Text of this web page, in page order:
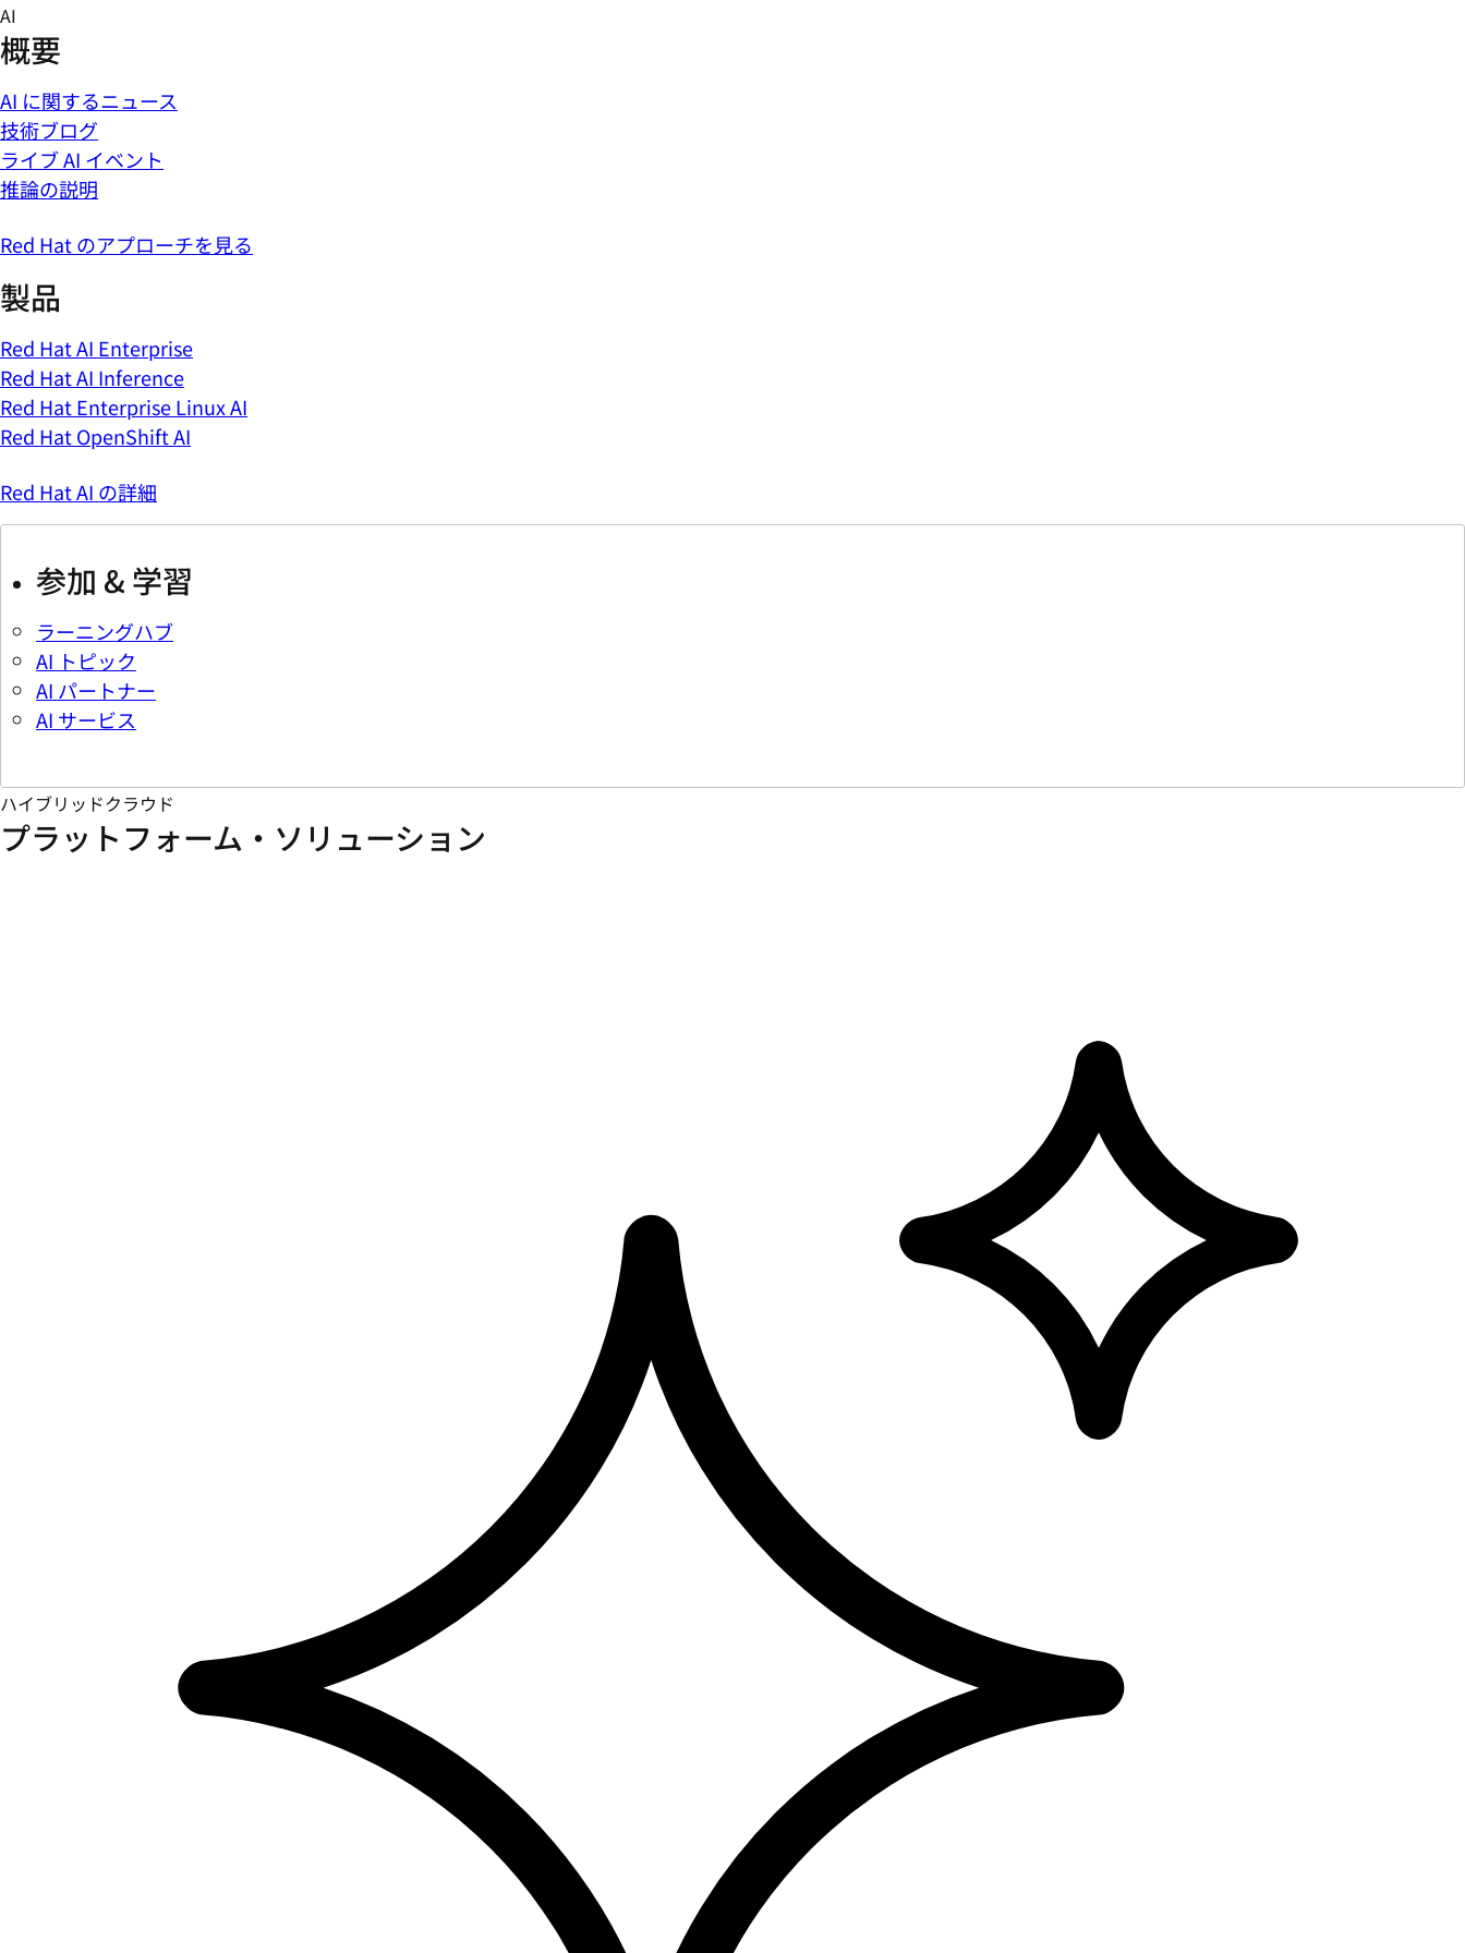
Skip
to
content
AI
概要
AI に関するニュース
技術ブログ
ライブ AI イベント
推論の説明
Red Hat のアプローチを見る
製品
Red Hat AI Enterprise
Red Hat AI Inference
Red Hat Enterprise Linux AI
Red Hat OpenShift AI
Red Hat AI の詳細
参加 & 学習
ラーニングハブ
AI トピック
AI パートナー
AI サービス
ハイブリッドクラウド
プラットフォーム・ソリューション